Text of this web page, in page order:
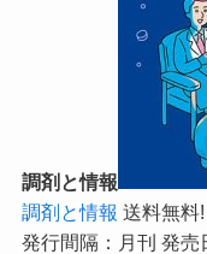
調剤と情報
調剤と情報 送料無料
発行間隔：月刊 発